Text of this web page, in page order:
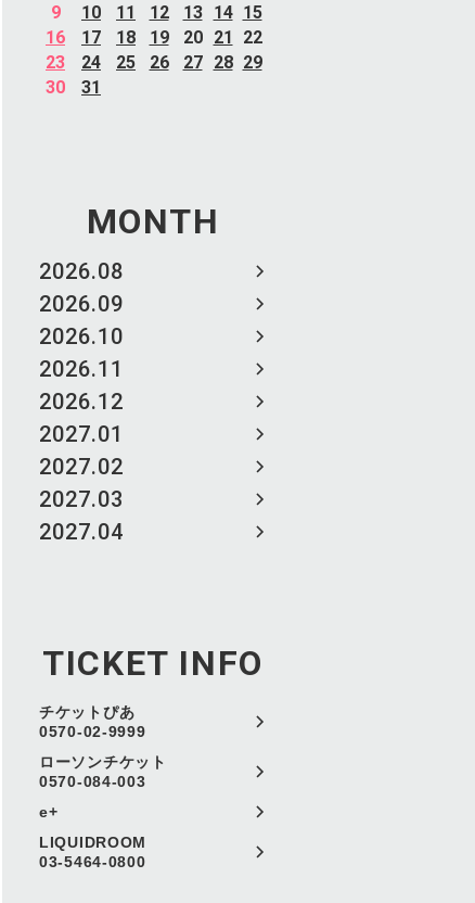
9
10 11 12 13 14 15
16
17 18 19 20 21
22
23
24 25 26 27 28 29
30
31
MONTH
2026.08
2026.09
2026.10
2026.11
2026.12
2027.01
2027.02
2027.03
2027.04
TICKET INFO
チケットぴあ
0570-02-9999
ローソンチケット
0570-084-003
e+
LIQUIDROOM
03-5464-0800